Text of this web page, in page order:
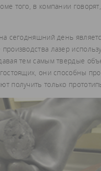
того, в компании
сегодняшний день
лазер
тем самым твердые
они способны
получить только